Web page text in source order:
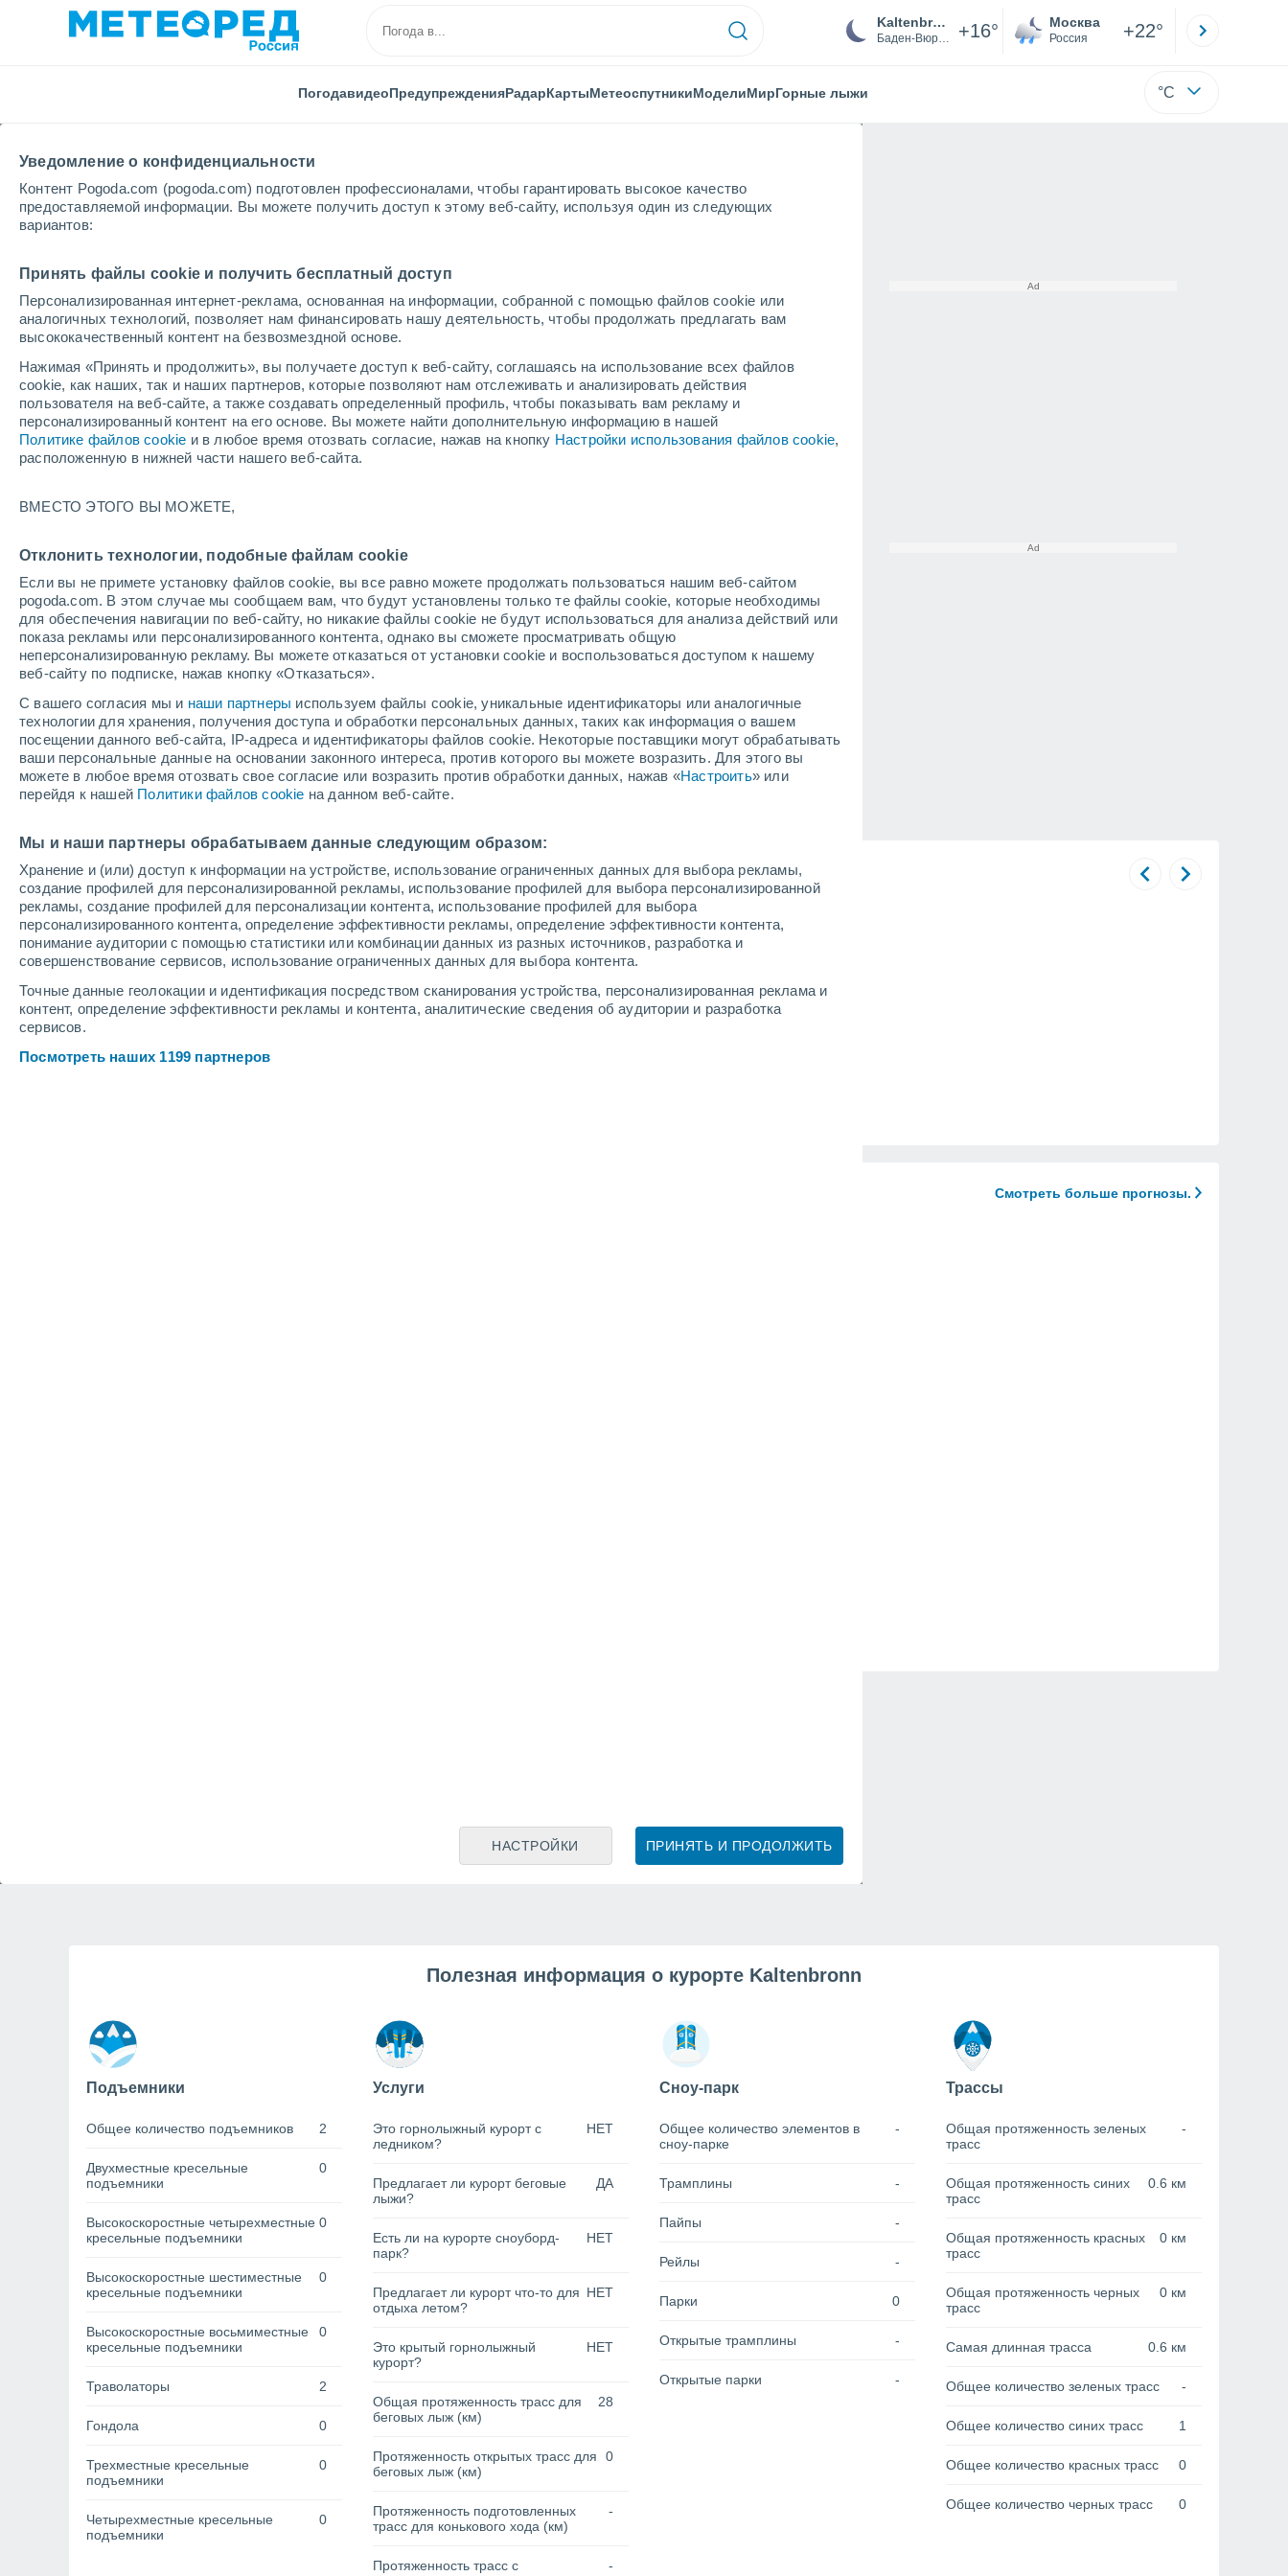
Уведомление о конфиденциальности
Контент Pogoda.com (pogoda.com) подготовлен профессионалами, чтобы гарантировать высокое качество
предоставляемой информации. Вы можете получить доступ к этому веб-сайту, используя один из следующих
вариантов:
Принять файлы cookie и получить бесплатный доступ
Персонализированная интернет-реклама, основанная на информации, собранной с помощью файлов cookie или
аналогичных технологий, позволяет нам финансировать нашу деятельность, чтобы продолжать предлагать вам
высококачественный контент на безвозмездной основе.
Нажимая «Принять и продолжить», вы получаете доступ к веб-сайту, соглашаясь на использование всех файлов
cookie, как наших, так и наших партнеров, которые позволяют нам отслеживать и анализировать действия
пользователя на веб-сайте, а также создавать определенный профиль, чтобы показывать вам рекламу и
персонализированный контент на его основе. Вы можете найти дополнительную информацию в нашей
Политике файлов cookie и в любое время отозвать согласие, нажав на кнопку Настройки использования файлов cookie,
расположенную в нижней части нашего веб-сайта.
ВМЕСТО ЭТОГО ВЫ МОЖЕТЕ,
Отклонить технологии, подобные файлам cookie
Если вы не примете установку файлов cookie, вы все равно можете продолжать пользоваться нашим веб-сайтом
pogoda.com. В этом случае мы сообщаем вам, что будут установлены только те файлы cookie, которые необходимы
для обеспечения навигации по веб-сайту, но никакие файлы cookie не будут использоваться для анализа действий или
показа рекламы или персонализированного контента, однако вы сможете просматривать общую
неперсонализированную рекламу. Вы можете отказаться от установки cookie и воспользоваться доступом к нашему
веб-сайту по подписке, нажав кнопку «Отказаться».
С вашего согласия мы и наши партнеры используем файлы cookie, уникальные идентификаторы или аналогичные
технологии для хранения, получения доступа и обработки персональных данных, таких как информация о вашем
посещении данного веб-сайта, IP-адреса и идентификаторы файлов cookie. Некоторые поставщики могут обрабатывать
ваши персональные данные на основании законного интереса, против которого вы можете возразить. Для этого вы
можете в любое время отозвать свое согласие или возразить против обработки данных, нажав «Настроить» или
перейдя к нашей Политики файлов cookie на данном веб-сайте.
Мы и наши партнеры обрабатываем данные следующим образом:
Хранение и (или) доступ к информации на устройстве, использование ограниченных данных для выбора рекламы,
создание профилей для персонализированной рекламы, использование профилей для выбора персонализированной
рекламы, создание профилей для персонализации контента, использование профилей для выбора
персонализированного контента, определение эффективности рекламы, определение эффективности контента,
понимание аудитории с помощью статистики или комбинации данных из разных источников, разработка и
совершенствование сервисов, использование ограниченных данных для выбора контента.
Точные данные геолокации и идентификация посредством сканирования устройства, персонализированная реклама и
контент, определение эффективности рекламы и контента, аналитические сведения об аудитории и разработка
сервисов.
Посмотреть наших 1199 партнеров
ПРИНЯТЬ И ПРОДОЛЖИТЬ
НАСТРОЙКИ
Kaltenbronn
Баден-Вюртемберг +16° Москва
Россия +22°
ПогодавидеоПредупрежденияРадарКартыМетеоспутникиМоделиМирГорные лыжи °C
Закрыта Погода в Kaltenbronn
Kaltenbronn
Открытие
09/01/2027
Остался 154 день
Закрытие
07/03/2027
cегодня
7 Авг.
завтра
8 Авг.
воскресенье
9 Авг.
Трассы по уровням
сложности
- 1 0 0
Протяженность катабельных трасс в
километрах
-
Открытые трассы 0 / 1
Подъемники - / 2
Состояние снега
Глубина снега у подножья
Тип покрытия у подножья склона
Тип покрытия на вершине склона
Веб-камеры курорта Kaltenbronn
Смотреть больше прогнозы.
Полезная информация о курорте Kaltenbronn
Подъемники
Общее количество подъемников 2
Двухместные кресельные
подъемники
0
Высокоскоростные четырехместные
кресельные подъемники
0
Высокоскоростные шестиместные
кресельные подъемники
0
Высокоскоростные восьмиместные
кресельные подъемники
0
Траволаторы 2
Гондола 0
Трехместные кресельные
подъемники
0
Четырехместные кресельные
подъемники
0
Услуги
Это горнолыжный курорт с
ледником?
НЕТ
Предлагает ли курорт беговые
лыжи?
ДА
Есть ли на курорте сноуборд-
парк?
НЕТ
Предлагает ли курорт что-то для
отдыха летом?
НЕТ
Это крытый горнолыжный
курорт?
НЕТ
Общая протяженность трасс для
беговых лыж (км)
28
Протяженность открытых трасс для
беговых лыж (км)
0
Протяженность подготовленных
трасс для конькового хода (км)
-
Протяженность трасс с
-
Сноу-парк
Общее количество элементов в
сноу-парке
-
Трамплины -
Пайпы -
Рейлы -
Парки 0
Открытые трамплины -
Открытые парки -
Трассы
Общая протяженность зеленых
трасс
-
Общая протяженность синих
трасс
0.6 км
Общая протяженность красных
трасс
0 км
Общая протяженность черных
трасс
0 км
Самая длинная трасса 0.6 км
Общее количество зеленых трасс -
Общее количество синих трасс 1
Общее количество красных трасс 0
Общее количество черных трасс 0